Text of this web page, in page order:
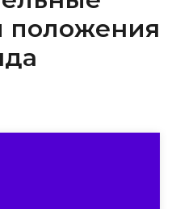
положения